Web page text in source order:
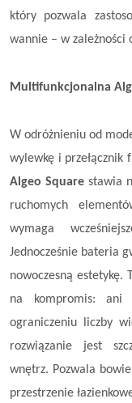
który pozwala
wannie – w zależności
Multifunkcjonalna
W odróżnieniu od
wylewkę i przełącznik
Algeo Squarestawia
ruchomych
wymaga
Jednocześnie bateria
nowoczesną
na kompromis:
ograniczeniu liczby
rozwiązanie jest
wnętrz. Pozwala
przestrzenie